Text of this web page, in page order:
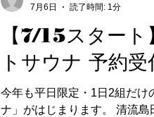
はお控えください。 ・「絶
日営業します（制限時間10分
予約枠を開放していません。
ください。 混雑の状況によ
はできません。 ・飲食物のご
用も、お断りしております。
【7/15スター
トサウナ 予約受
今年も平日限定・1日2組だけ
ナ」がはじまります。 清流
7月6日
読了時間: 1分